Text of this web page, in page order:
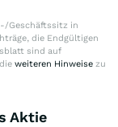
Geschäftssitz in
die Endgültigen
sind auf
weiteren Hinweise zu
Aktie